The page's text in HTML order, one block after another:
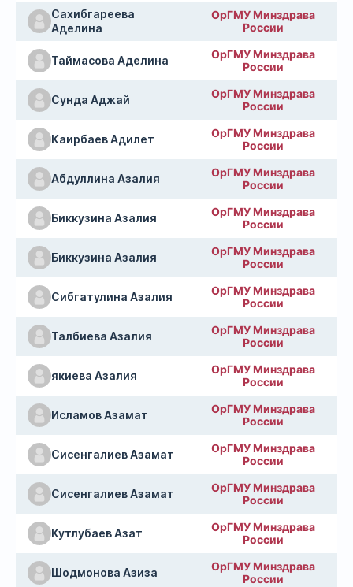
Сахибгареева
Аделина
ОрГМУ Минздрава
России
Таймасова Аделина
ОрГМУ Минздрава
России
Сунда Аджай
ОрГМУ Минздрава
России
Каирбаев Адилет
ОрГМУ Минздрава
России
Абдуллина Азалия
ОрГМУ Минздрава
России
Биккузина Азалия
ОрГМУ Минздрава
России
Биккузина Азалия
ОрГМУ Минздрава
России
Сибгатулина Азалия
ОрГМУ Минздрава
России
Талбиева Азалия
ОрГМУ Минздрава
России
якиева Азалия
ОрГМУ Минздрава
России
Исламов Азамат
ОрГМУ Минздрава
России
Сисенгалиев Азамат
ОрГМУ Минздрава
России
Сисенгалиев Азамат
ОрГМУ Минздрава
России
Кутлубаев Азат
ОрГМУ Минздрава
России
Шодмонова Азиза
ОрГМУ Минздрава
России